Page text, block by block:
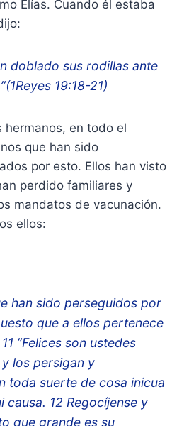
Elías. Cuando él estaba
doblado sus rodillas ante
19:18-21)
hermanos, en todo el
que han sido
por esto. Ellos han visto
perdido familiares y
mandatos de vacunación.
ellos:
han sido perseguidos por
que a ellos pertenece
”Felices son ustedes
los persigan y
toda suerte de cosa inicua
12 Regocíjense y
que grande es su